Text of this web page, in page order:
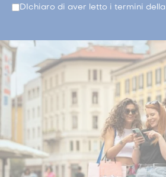
DIchiaro di aver letto i termini della